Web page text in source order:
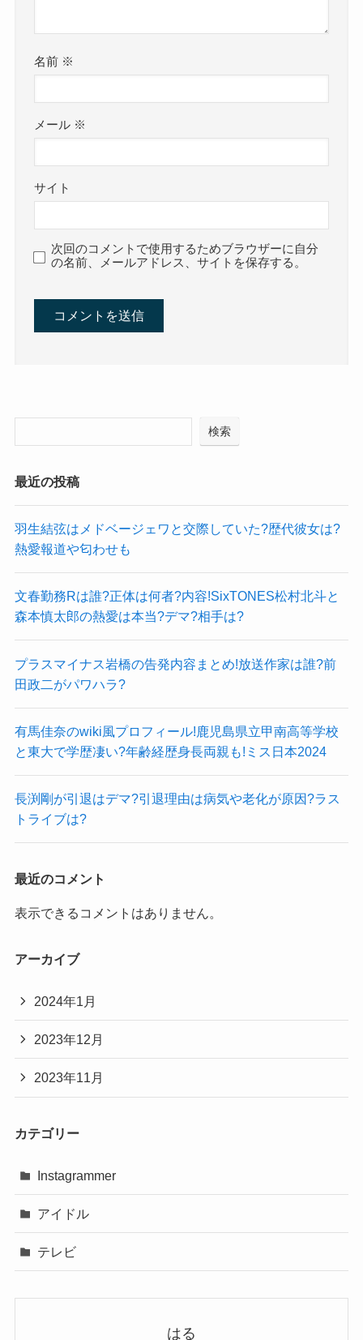
名前 ※
メール ※
サイト
次回のコメントで使用するためブラウザーに自分
の名前、メールアドレス、サイトを保存する。
検索
最近の投稿
羽生結弦はメドベージェワと交際していた?歴代彼女は?
熱愛報道や匂わせも
文春勤務Rは誰?正体は何者?内容!SixTONES松村北斗と
森本慎太郎の熱愛は本当?デマ?相手は?
プラスマイナス岩橋の告発内容まとめ!放送作家は誰?前
田政二がパワハラ?
有馬佳奈のwiki風プロフィール!鹿児島県立甲南高等学校
と東大で学歴凄い?年齢経歴身長両親も!ミス日本2024
長渕剛が引退はデマ?引退理由は病気や老化が原因?ラス
トライブは?
最近のコメント
表示できるコメントはありません。
アーカイブ
2024年1月
2023年12月
2023年11月
カテゴリー
Instagrammer
アイドル
テレビ
はる